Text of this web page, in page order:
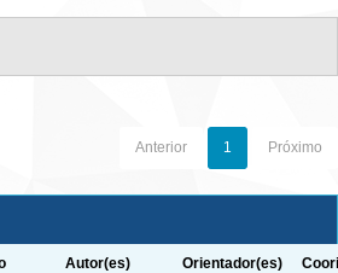
Anterior 1 Próximo
Autor(es) Orientador(es)